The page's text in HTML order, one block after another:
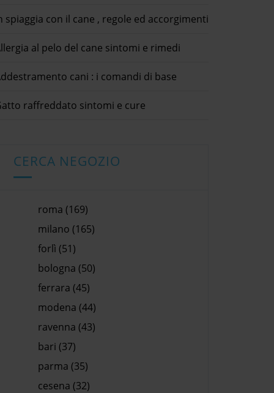
spiaggia con il cane , regole ed accorgimenti
al pelo del cane sintomi e rimedi
cani : i comandi di base
raffreddato sintomi e cure
CERCA NEGOZIO
roma (169)
milano (165)
forlì (51)
bologna (50)
ferrara (45)
modena (44)
ravenna (43)
bari (37)
parma (35)
cesena (32)